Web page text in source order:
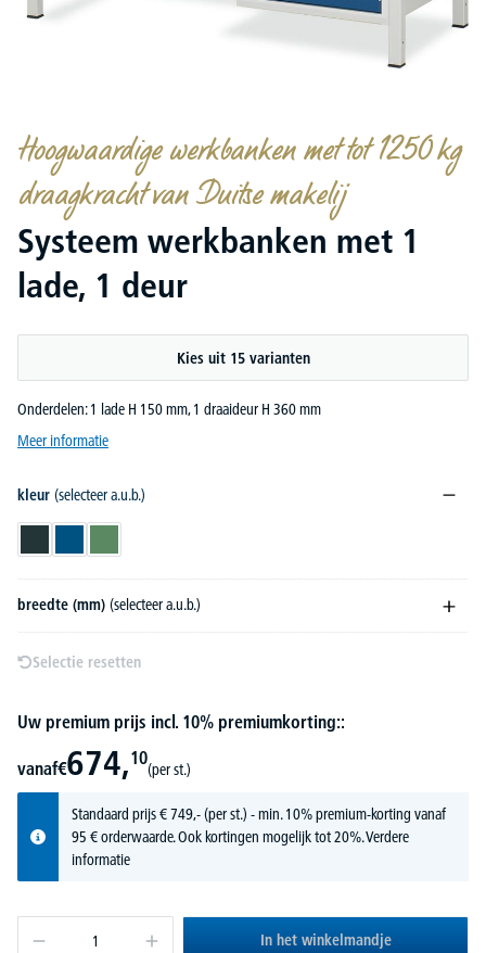
Hoogwaardige werkbanken met tot 1250 kg
draagkracht van Duitse makelij
Systeem werkbanken met 1
lade, 1 deur
Kies uit 15 varianten
Onderdelen: 1 lade H 150 mm, 1 draaideur H 360 mm
Meer informatie
kleur (selecteer a.u.b.)
breedte (mm) (selecteer a.u.b.)
Selectie resetten
Uw premium prijs incl. 10% premiumkorting::
vanaf€674,10
(per st.)
Standaard prijs€749,-(per st.) - min. 10% premium-korting vanaf
95 € orderwaarde. Ook kortingen mogelijk tot 20%.Verdere
informatie
In het winkelmandje